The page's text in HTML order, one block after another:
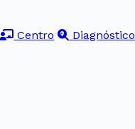
Centro Diagnóstico